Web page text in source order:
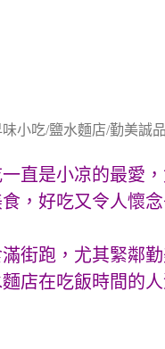
小吃/鹽水麵店/勤美誠
直是小凉的最愛
，好吃又令人懷
街跑，尤其緊鄰
店在吃飯時間的